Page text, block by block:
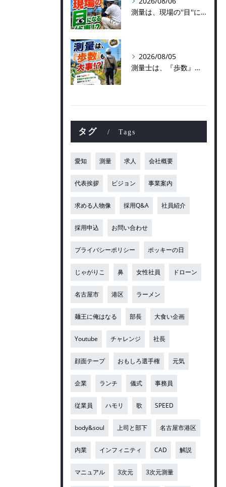
測量は、現場の''目''になる仕事！？
2026/08/05
測量士は、『歩数』も大事！？
タグ Tags
愛知 測量 求人 会社概要
代表挨拶 ビジョン 事業案内
求める人物像 採用Q&A 社員紹介
採用申込 お問い合わせ
プライバシーポリシー ポッキーの日
じゃがりこ 鼻 女性社員 ドローン
名古屋市 港区 ラーメン
麺王に俺はなる 部長 大食い企画
Youtube チャレンジ 社長
顔面テープ おもしろ選手権 元気
企業 ランチ 儀式 事務員
従業員 ハモリ 歌 SPEED
body&soul 上司と部下 名古屋市港区
内業 インフィニティ CAD 解説
マニュアル 3次元 3次元測量